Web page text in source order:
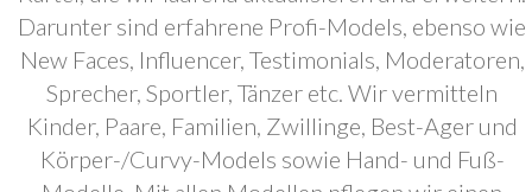
Darunter sind erfahrene Profi-Models, ebenso wie
New Faces, Influencer, Testimonials, Moderatoren,
Sprecher, Sportler, Tänzer etc. Wir vermitteln
Kinder, Paare, Familien, Zwillinge, Best-Ager und
Körper-/Curvy-Models sowie Hand- und Fuß-